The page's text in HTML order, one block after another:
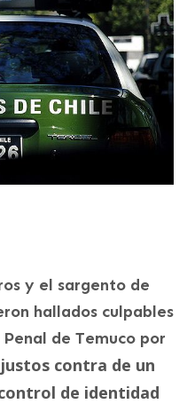
y el sargento de
hallados culpables
de Temuco por
contra de un
de identidad